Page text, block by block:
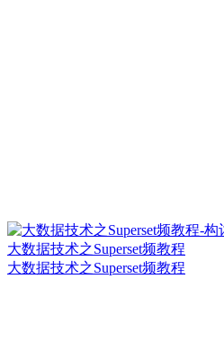
大数据技术之Superset频教程
大数据技术之Superset频教程